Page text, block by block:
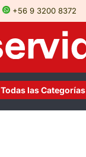
+56 9 3200 8372
Todas las Categorías